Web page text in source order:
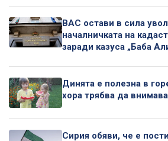
ВАС остави в сила
началничката на
заради казуса „Баба
Динята е полезна в
хора трябва да
Сирия обяви, че е